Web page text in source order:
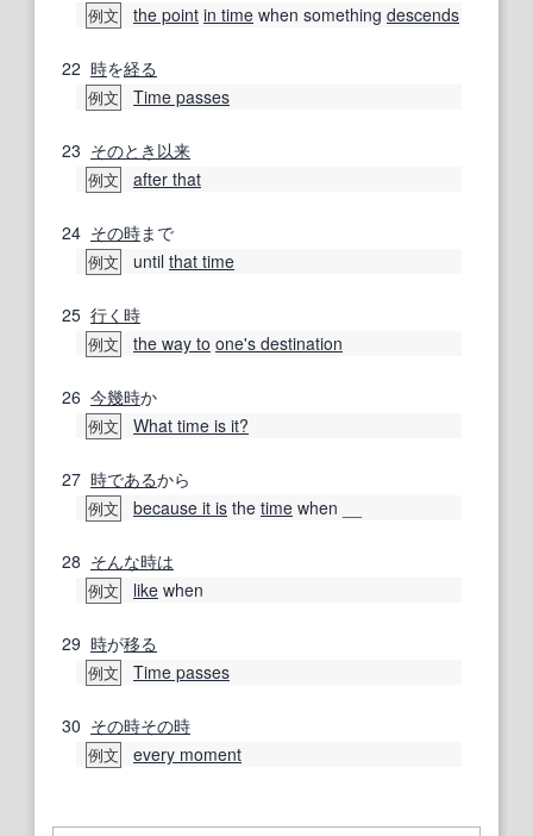
例文 the point in time when something descends
22 時を経る
例文 Time passes
23 そのとき 以来
例文 after that
24 その時まで
例文 until that time
25 行く 時
例文 the way to one's destination
26 今幾時か
例文 What time is it?
27 時であるから
例文 because it is the time when __
28 そんな時は
例文 like when
29 時が移る
例文 Time passes
30 その時その時
例文 every moment